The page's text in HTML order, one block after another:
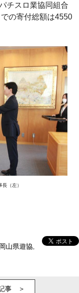
チスロ業協同組合
の寄付総額は4550
（左）
岡山県遊協
事 ＞